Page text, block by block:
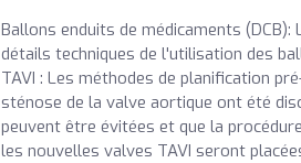
Ballons enduits de médicaments
détails techniques de l'utilisation des
TAVI : Les méthodes de planification
sténose de la valve aortique ont été
peuvent être évitées et que la
les nouvelles valves TAVI seront